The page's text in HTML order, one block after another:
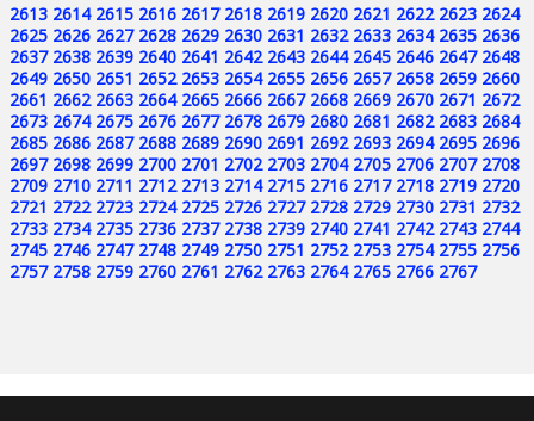
2613 2614 2615 2616 2617 2618 2619 2620 2621 2622 2623 2624
2625 2626 2627 2628 2629 2630 2631 2632 2633 2634 2635 2636
2637 2638 2639 2640 2641 2642 2643 2644 2645 2646 2647 2648
2649 2650 2651 2652 2653 2654 2655 2656 2657 2658 2659 2660
2661 2662 2663 2664 2665 2666 2667 2668 2669 2670 2671 2672
2673 2674 2675 2676 2677 2678 2679 2680 2681 2682 2683 2684
2685 2686 2687 2688 2689 2690 2691 2692 2693 2694 2695 2696
2697 2698 2699 2700 2701 2702 2703 2704 2705 2706 2707 2708
2709 2710 2711 2712 2713 2714 2715 2716 2717 2718 2719 2720
2721 2722 2723 2724 2725 2726 2727 2728 2729 2730 2731 2732
2733 2734 2735 2736 2737 2738 2739 2740 2741 2742 2743 2744
2745 2746 2747 2748 2749 2750 2751 2752 2753 2754 2755 2756
2757 2758 2759 2760 2761 2762 2763 2764 2765 2766 2767